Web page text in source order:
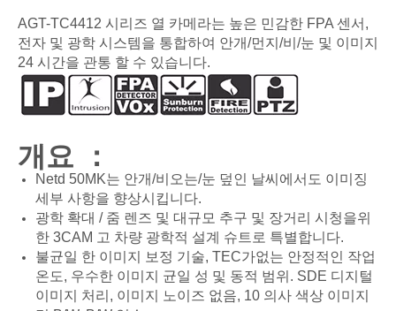
AGT-TC4412 시리즈 열 카메라는 높은 민감한 FPA 센서,
전자 및 광학 시스템을 통합하여 안개/먼지/비/눈 및 이미지
24 시간을 관통 할 수 있습니다.
개요 ：
Netd 50MK는 안개/비오는/눈 덮인 날씨에서도 이미징
세부 사항을 향상시킵니다.
광학 확대 / 줌 렌즈 및 대규모 추구 및 장거리 시청을위
한 3CAM 고 차량 광학적 설계 슈트로 특별합니다.
불균일 한 이미지 보정 기술, TEC가없는 안정적인 작업
온도, 우수한 이미지 균일 성 및 동적 범위. SDE 디지털
이미지 처리, 이미지 노이즈 없음, 10 의사 색상 이미지